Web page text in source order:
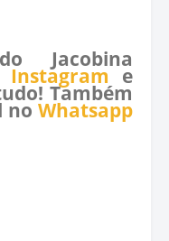
Jacobina
Instagram e
Também
no Whatsapp